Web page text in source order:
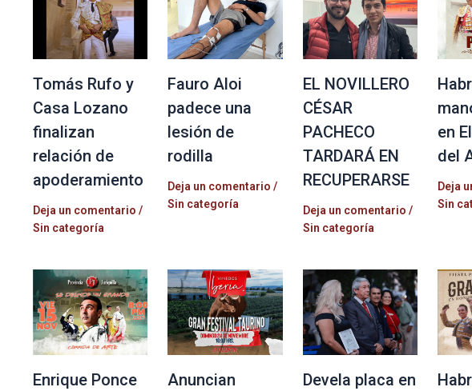
Tomás Rufo y
Casa Lozano
finalizan
relación de
apoderamiento
Deja un comentario /
Sin categoría
Fauro Aloi
padece una
lesión de
rodilla
Deja un comentario /
Sin categoría
EL NOVILLERO
CÉSAR
PACHECO
TARDARÁ EN
RECUPERARSE
Deja un comentario /
Sin categoría
en
del
Deja
Sin
Enrique Ponce
Anuncian
Devela placa en